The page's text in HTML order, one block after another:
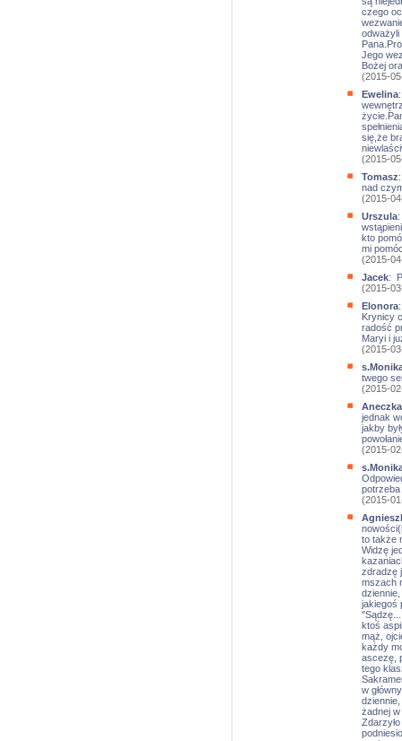
czego
odważyli
Jego
Bożej
(2015-
Ewelina
się,że
(2015-
Tomasz
nad
(2015-
Urszula:
kto
mi
(2015-
Jacek:
(2015-
Elonora:
Krynicy
radość
Maryi i
(2015-
twego
(2015-
Aneczka
jednak
jakby
(2015-
(2015-
to także
Widzę
zdradzę
mszach
jakiegoś
ktoś
mąż,
każdy
ascezę,
tego
w
żadnej